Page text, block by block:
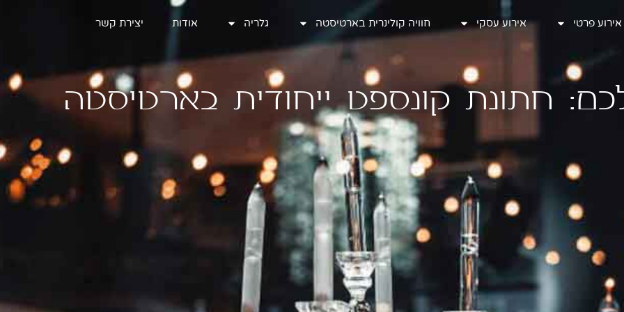
אירוע פרטי אירוע עסקי חוויה קולינרית בארטיסטה גלריה אודות יצירת קשר אירוע פרטי אירוע עסקי חוויה קולינרית בארטיסטה גלריה אודות יצירת קשר
חתונת קונספט ייחודית בארטיסטה